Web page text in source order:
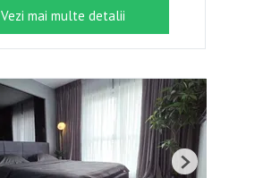
Vezi mai multe detalii
Next